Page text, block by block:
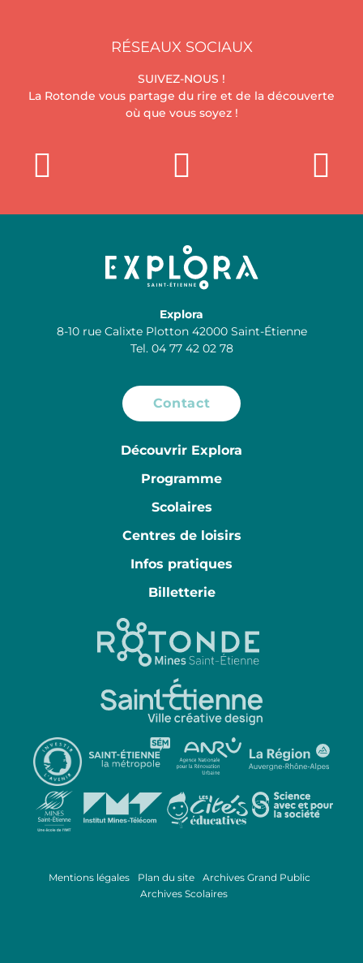
RÉSEAUX SOCIAUX
SUIVEZ-NOUS !
La Rotonde vous partage du rire et de la découverte
où que vous soyez !
Explora
8-10 rue Calixte Plotton 42000 Saint-Étienne
Tel. 04 77 42 02 78
Contact
Découvrir Explora
Programme
Scolaires
Centres de loisirs
Infos pratiques
Billetterie
Mentions légales Plan du site
Archives Grand Public
Archives Scolaires